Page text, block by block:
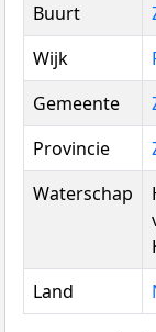
Buurt
Wijk
Gemeente
Provincie
Waterschap
Land